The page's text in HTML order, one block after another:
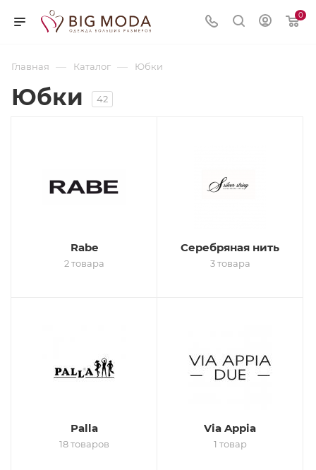
0
Главная — Каталог — Юбки
Юбки 42
Rabe
2 товара
Серебряная нить
3 товара
Palla
18 товаров
Via Appia
1 товар